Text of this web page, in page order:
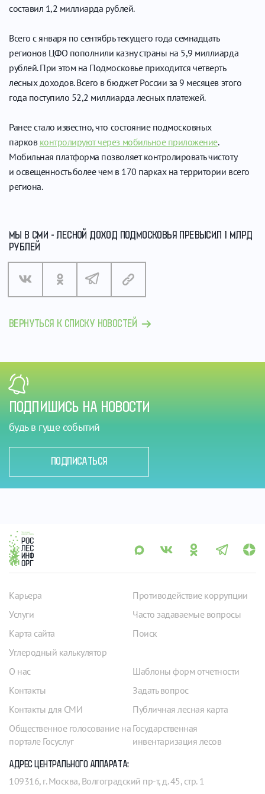
составил 1,2 миллиарда рублей.
Всего с января по сентябрь текущего года семнадцать
регионов ЦФО пополнили казну страны на 5,9 миллиарда
рублей. При этом на Подмосковье приходится четверть
лесных доходов. Всего в бюджет России за 9 месяцев этого
года поступило 52,2 миллиарда лесных платежей.
Ранее стало известно, что состояние подмосковных
парков контролируют через мобильное приложение.
Мобильная платформа позволяет контролировать чистоту
и освещенность более чем в 170 парках на территории всего
региона.
МЫ В СМИ - ЛЕСНОЙ ДОХОД ПОДМОСКОВЬЯ ПРЕВЫСИЛ 1 МЛРД
РУБЛЕЙ
ВЕРНУТЬСЯ К СПИСКУ НОВОСТЕЙ
ПОДПИШИСЬ НА НОВОСТИ
будь в гуще событий
ПОДПИСАТЬСЯ
Карьера
Услуги
Карта сайта
Углеродный калькулятор
Противодействие коррупции
Часто задаваемые вопросы
Поиск
О нас
Контакты
Контакты для СМИ
Общественное голосование на
портале Госуслуг
Шаблоны форм отчетности
Задать вопрос
Публичная лесная карта
Государственная
инвентаризация лесов
АДРЕС ЦЕНТРАЛЬНОГО АППАРАТА:
109316, г. Москва, Волгоградский пр-т, д. 45, стр. 1